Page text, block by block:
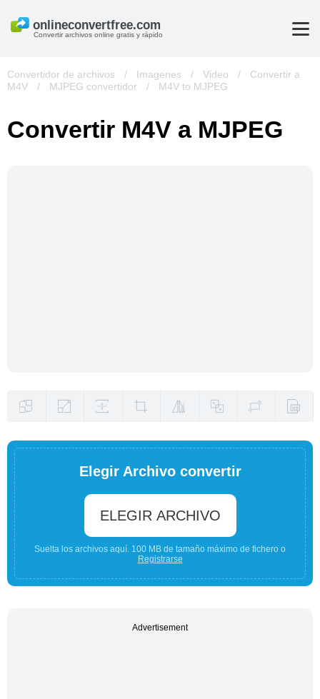
Convertir archivos online gratis y rápido
Convertidor de archivos / Imagenes / Video /
Convertir a
M4V
/ MJPEG convertidor / M4V to MJPEG
Convertir M4V a MJPEG
Elegir Archivo convertir
ELEGIR ARCHIVO
Suelta los archivos aquí. 100 MB de tamaño máximo de fichero o
Registrarse
Advertisement